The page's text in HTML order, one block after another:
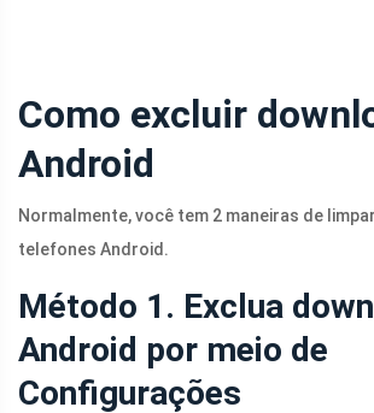
Como excluir
Android
Normalmente, você tem 2 maneiras de
telefones Android.
Método 1. Exclua
Android por meio de
Configurações